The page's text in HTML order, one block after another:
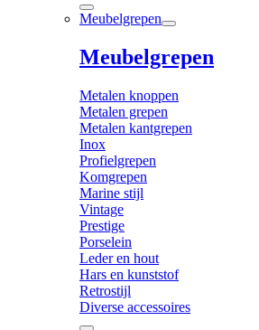
Meubelgrepen
Meubelgrepen
Metalen knoppen
Metalen grepen
Metalen kantgrepen
Inox
Profielgrepen
Komgrepen
Marine stijl
Vintage
Prestige
Porselein
Leder en hout
Hars en kunststof
Retrostijl
Diverse accessoires